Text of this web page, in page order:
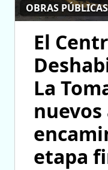
OBRAS PÚBLICAS
El
La
nuevos
etapa